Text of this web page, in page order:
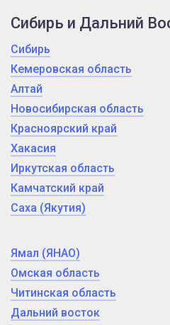
Сибирь и Дальний
Сибирь
Кемеровская область
Алтай
Новосибирская область
Красноярский край
Хакасия
Иркутская область
Камчатский край
Саха (Якутия)
Ямал (ЯНАО)
Омская область
Читинская область
Дальний восток